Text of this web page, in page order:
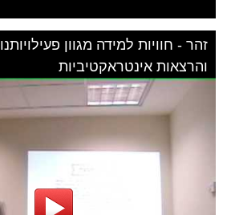
זהר - חוויות למידה מגוון
והרצאות אינטראקטיביות